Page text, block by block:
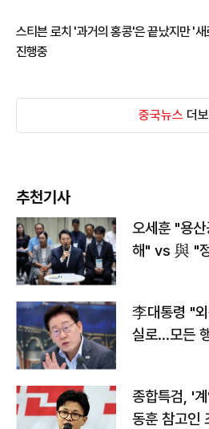
스티븐 로치 '과거의 홍콩'은 끝났지만 '
진행중
중국뉴스 더보
추천기사
오세훈 "용
해" vs 與 "
李대통령 "
실로…모든
종합특검, '
동훈 참고인